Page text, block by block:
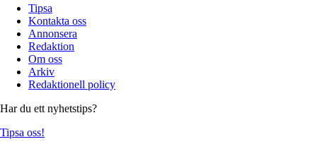
Tipsa
Kontakta oss
Annonsera
Redaktion
Om oss
Arkiv
Redaktionell policy
Har du ett nyhetstips?
Tipsa oss!